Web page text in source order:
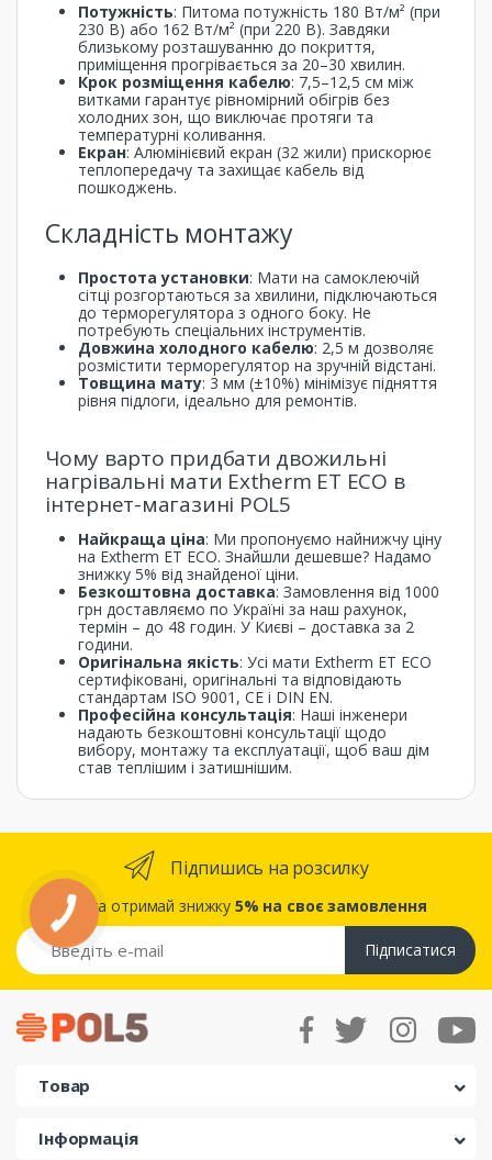
Потужність: Питома потужність 180 Вт/м² (при
230 В) або 162 Вт/м² (при 220 В). Завдяки
близькому розташуванню до покриття,
приміщення прогрівається за 20–30 хвилин.
Крок розміщення кабелю: 7,5–12,5 см між
витками гарантує рівномірний обігрів без
холодних зон, що виключає протяги та
температурні коливання.
Екран: Алюмінієвий екран (32 жили) прискорює
теплопередачу та захищає кабель від
пошкоджень.
Складність монтажу
Простота установки: Мати на самоклеючій
сітці розгортаються за хвилини, підключаються
до терморегулятора з одного боку. Не
потребують спеціальних інструментів.
Довжина холодного кабелю: 2,5 м дозволяє
розмістити терморегулятор на зручній відстані.
Товщина мату: 3 мм (±10%) мінімізує підняття
рівня підлоги, ідеально для ремонтів.
Чому варто придбати двожильні
нагрівальні мати Extherm ET ECO в
інтернет-магазині POL5
Найкраща ціна: Ми пропонуємо найнижчу ціну
на Extherm ET ECO. Знайшли дешевше? Надамо
знижку 5% від знайденої ціни.
Безкоштовна доставка: Замовлення від 1000
грн доставляємо по Україні за наш рахунок,
термін – до 48 годин. У Києві – доставка за 2
години.
Оригінальна якість: Усі мати Extherm ET ECO
сертифіковані, оригінальні та відповідають
стандартам ISO 9001, CE і DIN EN.
Професійна консультація: Наші інженери
надають безкоштовні консультації щодо
вибору, монтажу та експлуатації, щоб ваш дім
став теплішим і затишнішим.
Підпишись на розсилку
... та отримай знижку 5% на своє замовлення
Підписатися
Товар
Інформація